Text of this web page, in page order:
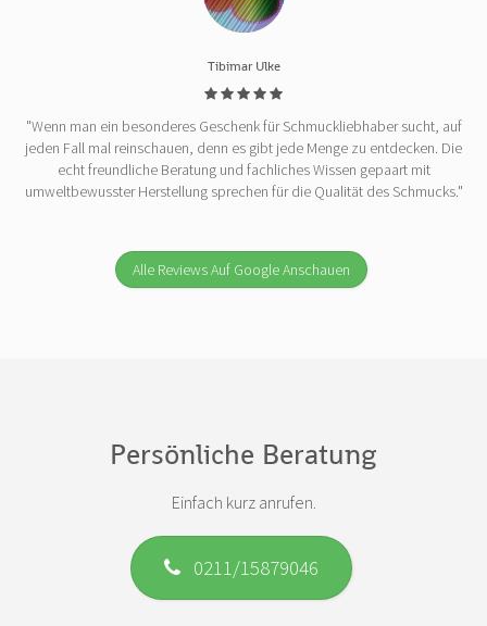
Tibimar Ulke
"Wenn man ein besonderes Geschenk für Schmuckliebhaber sucht, auf
jeden Fall mal reinschauen, denn es gibt jede Menge zu entdecken. Die
echt freundliche Beratung und fachliches Wissen gepaart mit
umweltbewusster Herstellung sprechen für die Qualität des Schmucks."
Alle Reviews Auf Google Anschauen
Persönliche Beratung
Einfach kurz anrufen.
0211/15879046